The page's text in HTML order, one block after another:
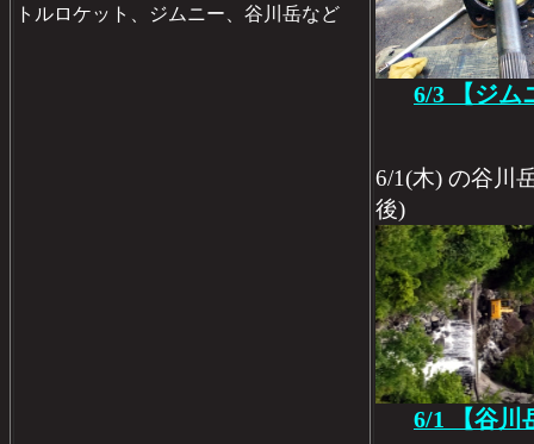
トルロケット、ジムニー、谷川岳など
6/3 【ジム
6/1(木) の谷川
後)
6/1 【谷川